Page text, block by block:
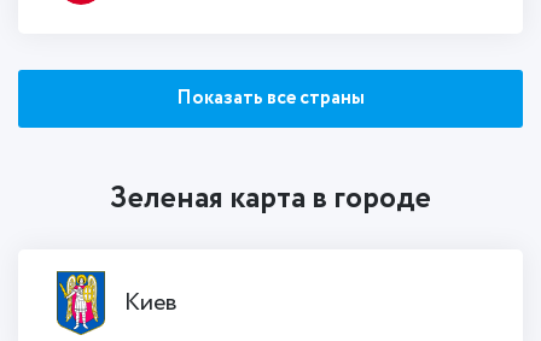
Показать все страны
Зеленая карта в городе
Киев